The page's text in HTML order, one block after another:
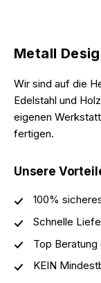
Metall
Wir sind auf die
Edelstahl und
eigenen
fertigen.
Unsere
100%
Schnelle
Top
KEIN